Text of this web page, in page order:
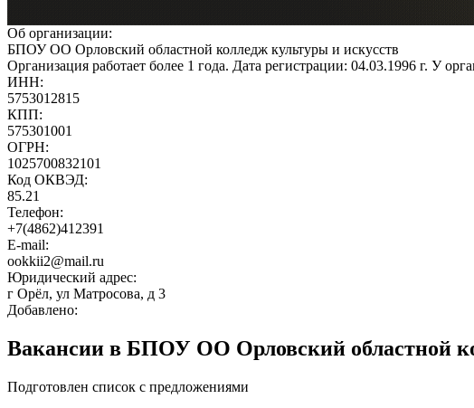
Об организации:
БПОУ ОО Орловский областной колледж культуры и искусств
Организация работает более 1 года. Дата регистрации: 04.03.1996 г. У
ИНН:
5753012815
КПП:
575301001
ОГРН:
1025700832101
Код ОКВЭД:
85.21
Телефон:
+7(4862)412391
E-mail:
ookkii2@mail.ru
Юридический адрес:
г Орёл, ул Матросова, д 3
Добавлено:
Вакансии в БПОУ ОО Орловский областной
Подготовлен список с предложениями